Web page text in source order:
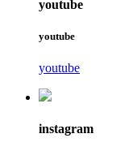
youtube
youtube
youtube
instagram